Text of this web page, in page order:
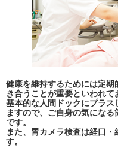
健康を維持するためには定
き合うことが重要といわれて
基本的な人間ドックにプラス
ますので、ご自身の気にな
です。
また、胃カメラ検査は経口
す。